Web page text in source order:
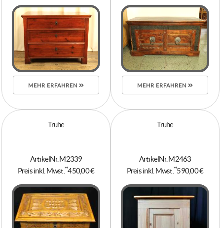
MEHR ERFAHREN MEHR ERFAHREN
Truhe
ArtikelNr. M2339
Preis inkl. Mwst. **450,00 €
Truhe
ArtikelNr. M2463
Preis inkl. Mwst. **590,00 €